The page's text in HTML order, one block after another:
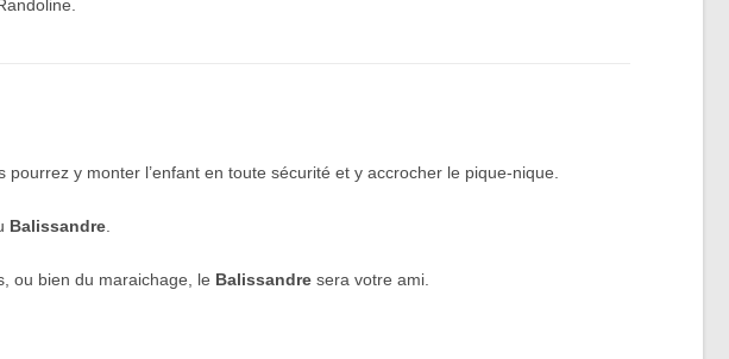
pourrez y monter l’enfant en toute sécurité et y accrocher le pique-nique.
Balissandre
ou bien du maraichage, le Balissandre sera votre ami.